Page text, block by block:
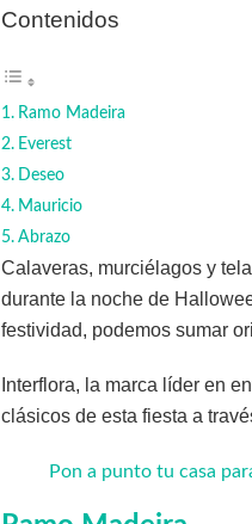
Contenidos
Ramo Madeira
Everest
Deseo
Mauricio
Abrazo
Calaveras, murciélagos y
durante la noche de
festividad, podemos sumar
Interflora, la marca líder en
clásicos de esta fiesta a
Pon a punto tu casa